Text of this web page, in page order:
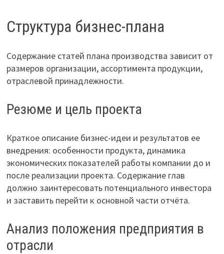
Структура бизнес-плана
Содержание статей плана производства зависит от
размеров организации, ассортимента продукции,
отраслевой принадлежности.
Резюме и цель проекта
Краткое описание бизнес-идеи и результатов ее
внедрения: особенности продукта, динамика
экономических показателей работы компании до и
после реализации проекта. Содержание глав
должно заинтересовать потенциального инвестора
и заставить перейти к основной части отчёта.
Анализ положения предприятия в
отрасли